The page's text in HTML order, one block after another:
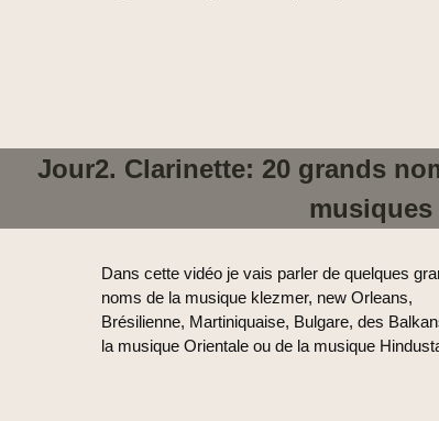
Jour2. Clarinette: 20 grands
Dans cette vidéo je vais parler de quelques
noms de la musique klezmer, new Orleans,
Brésilienne, Martiniquaise, Bulgare, des
la musique Orientale ou de la musique